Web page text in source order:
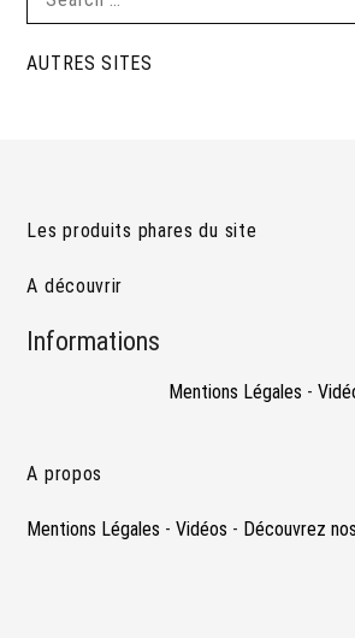
AUTRES SITES
Les produits phares du site
A découvrir
Informations
Mentions Légales -
A propos
Mentions Légales -Vidéos - Découvrez